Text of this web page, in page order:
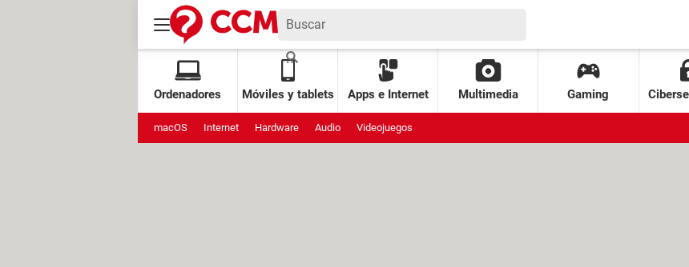
Ordenadores Móviles y tablets Apps e Internet Multimedia Gaming
macOS Internet Hardware Audio Videojuegos